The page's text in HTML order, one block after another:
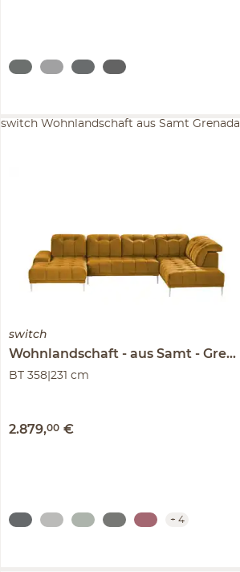
switch
Wohnlandschaft aus Samt Grenada
BT 358|231 cm
2.879,00 €
switch Wohnlandschaft aus Samt Grenada
+ 4